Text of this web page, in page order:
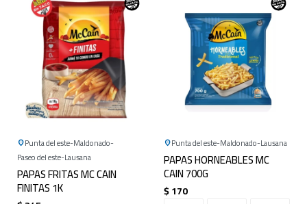
Punta del este Maldonado
Paseo del este Lausana
PAPAS FRITAS MC CAIN
FINITAS 1K
Punta del este Maldonado Lausana
PAPAS HORNEABLES MC
CAIN 700G
$170